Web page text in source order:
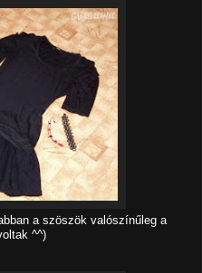
a szöszök valószínűleg a
^^)